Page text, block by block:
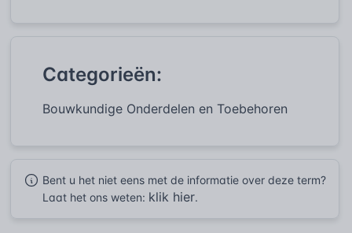
Categorieën:
Bouwkundige Onderdelen en Toebehoren
Bent u het niet eens met de informatie over deze term?
Laat het ons weten: klik hier.